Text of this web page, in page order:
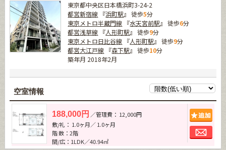
東京都中央区日本橋浜町3-24-2
都営新宿線 『浜町駅』 徒歩5分
東京メトロ半蔵門線 『水天宮前駅』 徒歩6分
都営浅草線 『人形町駅』 徒歩9分
東京メトロ日比谷線 『人形町駅』 徒歩9分
都営大江戸線 『森下駅』 徒歩10分
築年月 2018年2月
空室情報
188,000円 ／管理費： 12,000円
敷/礼： 1.0ヶ月／ 1.0ヶ月
階 数：2階
間/広：1LDK／40.94㎡